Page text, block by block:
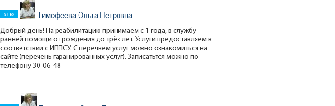
9 Feb Тимофеева Ольга Петровна
Добрый день! На реабилитацию принимаем с 1 года, в службу
ранней помощи от рождения до трёх лет. Услуги предоставляем в
соответствии с ИППСУ. С перечнем услуг можно ознакомиться на
сайте (перечень гаранированных услуг). Записатьтся можно по
телефону 30-06-48